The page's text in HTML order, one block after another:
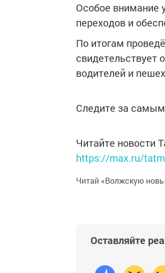
Особое внимание
переходов и
По итогам
свидетельствует
водителей и
Следите за
Читайте новости
https://max.ru/
Читай «Волжскую
Оставляйте